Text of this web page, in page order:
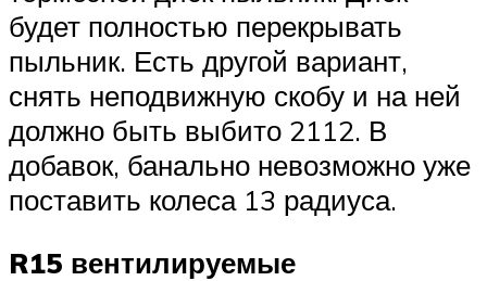
будет полностью перекрывать
пыльник. Есть другой вариант,
снять неподвижную скобу и на ней
должно быть выбито 2112. В
добавок, банально невозможно уже
поставить колеса 13 радиуса.
R15 вентилируемые